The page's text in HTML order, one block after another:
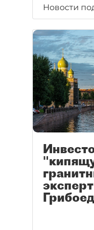
Новости